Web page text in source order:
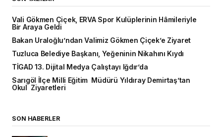
Vali Gökmen Çiçek, ERVA Spor Kulüplerinin Hâmileriyle
Bir Araya Geldi
Bakan Uraloğlu’ndan Valimiz Gökmen Çiçek’e Ziyaret
Tuzluca Belediye Başkanı, Yeğeninin Nikahını Kıydı
TİGAD 13. Dijital Medya Çalıştayı Iğdır’da
Sarıgöl İlçe Milli Eğitim Müdürü Yıldıray Demirtaş’tan
Okul Ziyaretleri
SON HABERLER